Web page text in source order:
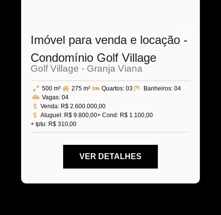
Imóvel para venda e locação -
Condomínio Golf Village
Golf Village - Granja Viana
500 m² 275 m² Quartos: 03 Banheiros: 04
Vagas: 04
Venda: R$ 2.600.000,00
Aluguel: R$ 9.800,00+ Cond: R$ 1.100,00
+ Iptu: R$ 310,00
VER DETALHES